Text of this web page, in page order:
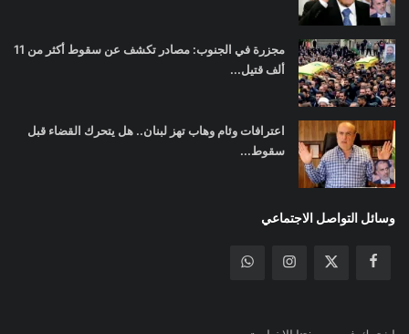
مجزرة في الجنوب: مصادر تكشف عن سقوط أكثر من 11
ألف قتيل...
اعترافات وئام وهاب تهز لبنان.. هل يتحرك القضاء قبل
سقوط...
وسائل التواصل الاجتماعي